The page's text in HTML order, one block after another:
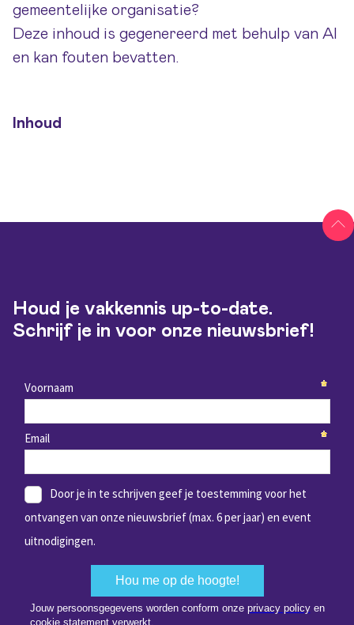
gemeentelijke organisatie?
Deze inhoud is gegenereerd met behulp van AI
en kan fouten bevatten.
Inhoud
Houd je vakkennis up-to-date.
Schrijf je in voor onze nieuwsbrief!